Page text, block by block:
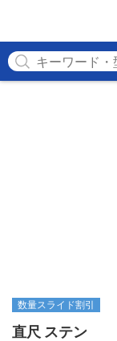
数量スライド割引
直尺 ステン